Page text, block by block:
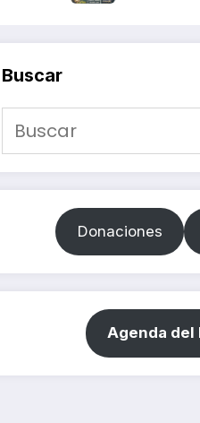
Buscar
Donaciones
Agenda del